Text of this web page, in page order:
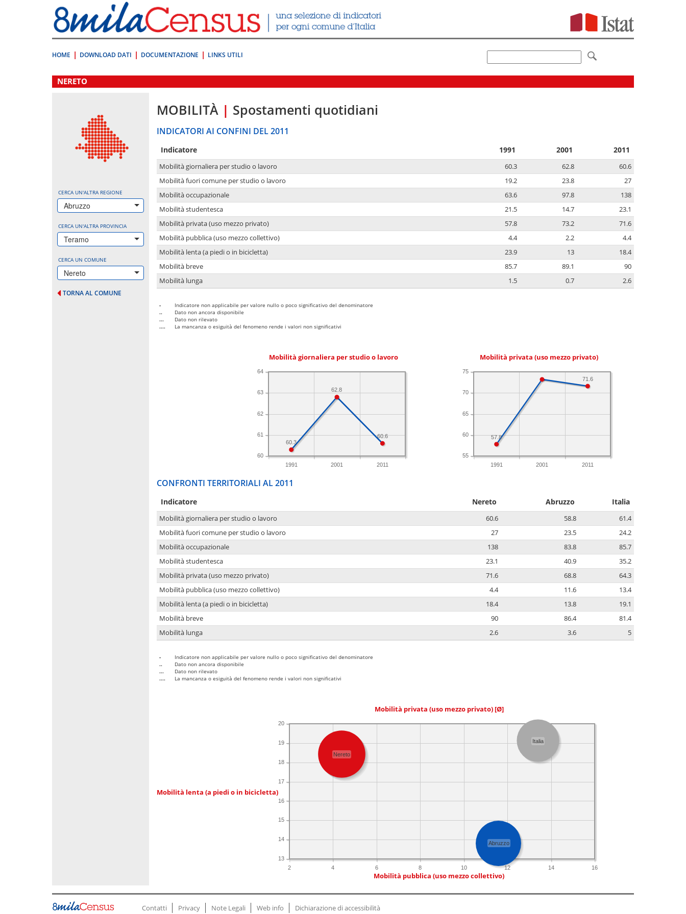
direttamente
a:
Contenuto
HOME DOWNLOAD DATI DOCUMENTAZIONE LINKS UTILI
.
NERETO
CERCA UN'ALTRA REGIONE
Abruzzo
CERCA UN'ALTRA PROVINCIA
Teramo
CERCA UN COMUNE
Nereto
TORNA AL COMUNE
MOBILITÀ | Spostamenti quotidiani
INDICATORI AI CONFINI DEL 2011
Indicatore 1991 2001 2011
Mobilità giornaliera per studio o lavoro 60.3 62.8
60.6
Mobilità fuori comune per studio o lavoro
19.2 23.8
27
Mobilità occupazionale
63.6 97.8
138
Mobilità studentesca
21.5 14.7
23.1
Mobilità privata (uso mezzo privato)
57.8 73.2
71.6
Mobilità pubblica (uso mezzo collettivo)
4.4 2.2
4.4
Mobilità lenta (a piedi o in bicicletta)
23.9 13
18.4
Mobilità breve
85.7 89.1
90
Mobilità lunga
1.5 0.7 2.6
-
Indicatore non applicabile per valore nullo o poco significativo del denominatore
..
Dato non ancora disponibile
...
Dato non rilevato
....
La mancanza o esiguità del fenomeno rende i valori non significativi
Mobilità giornaliera per studio o lavoro
1991 2001 2011
60
61
62
63
64
60.6
62.8
60.3
Mobilità privata (uso mezzo privato)
1991 2001 2011
55
60
65
70
75
71.6
57.8
CONFRONTI TERRITORIALI AL 2011
Indicatore Nereto Abruzzo Italia
Mobilità giornaliera per studio o lavoro 60.6 58.8
61.4
Mobilità fuori comune per studio o lavoro
27 23.5
24.2
Mobilità occupazionale
138 83.8
85.7
Mobilità studentesca
23.1 40.9
35.2
Mobilità privata (uso mezzo privato)
71.6 68.8
64.3
Mobilità pubblica (uso mezzo collettivo)
4.4 11.6
13.4
Mobilità lenta (a piedi o in bicicletta)
18.4 13.8
19.1
Mobilità breve
90 86.4
81.4
Mobilità lunga
2.6 3.6 5
-
Indicatore non applicabile per valore nullo o poco significativo del denominatore
..
Dato non ancora disponibile
...
Dato non rilevato
....
La mancanza o esiguità del fenomeno rende i valori non significativi
Mobilità privata (uso mezzo privato) [Ø]
Mobilità lenta (a piedi o in bicicletta)
2 4 6 8 10 12 14 16
13
14
15
16
17
18
19
20
Nereto
Abruzzo
Italia
Mobilità pubblica (uso mezzo collettivo)
Contatti Privacy Note Legali Web info Dichiarazione di accessibilità